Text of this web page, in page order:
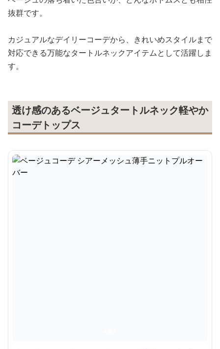
抜群です。
カジュアルなデイリーコーデから、きれいめスタイルまで
対応できる万能なタートルネックアイテムとして活躍しま
す。
透け感のあるベージュタートルネック軽やか
コーデトップス